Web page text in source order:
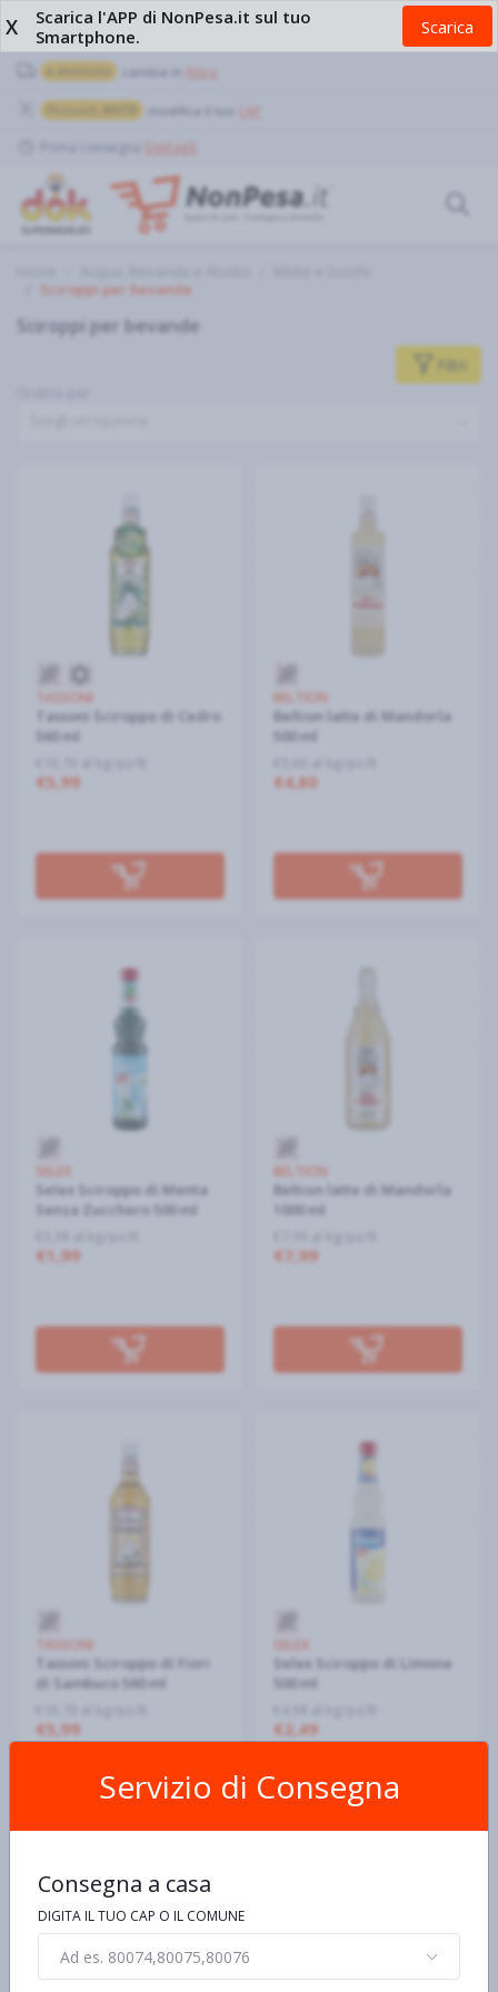
X
Scarica l'APP di NonPesa.it sul tuo
Smartphone.
Scarica
cambia in Ritiro
CAP
Dettagli
Sciroppi per bevande
Sciroppi per bevande
Filtri
TASSONI
Tassoni Sciroppo di Cedro
560 ml
€5,99
BELTION
Beltion latte di Mandorla
500 ml
€4,80
SELEX
Selex Sciroppo di Menta
Senza Zucchero 500 ml
€1,99
BELTION
Beltion latte di Mandorla
1000 ml
€7,99
TASSONI
Tassoni Sciroppo di Fiori
di Sambuco 560 ml
€5,99
SELEX
Selex Sciroppo di Limone
500 ml
€2,49
Servizio di Consegna
Consegna a casa
DIGITA IL TUO CAP O IL COMUNE
Ad es. 80074,80075,80076